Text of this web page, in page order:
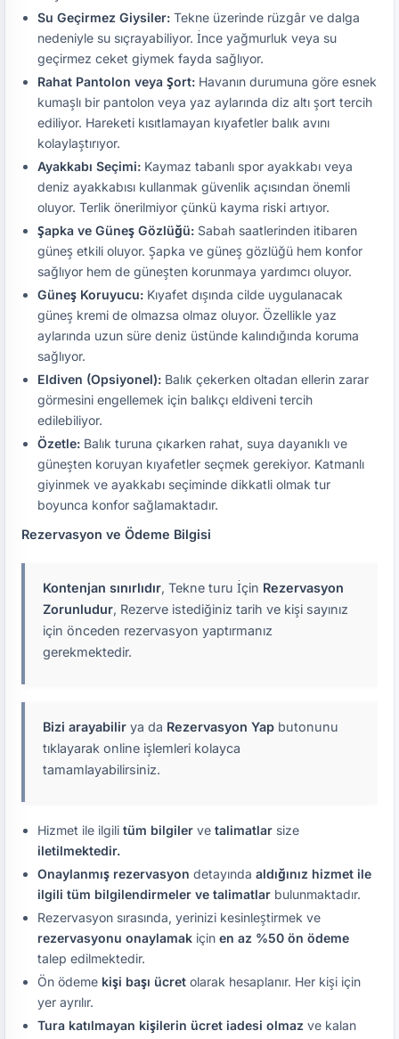
Su Geçirmez Giysiler: Tekne üzerinde rüzgâr ve dalga
nedeniyle su sıçrayabiliyor. İnce yağmurluk veya su
geçirmez ceket giymek fayda sağlıyor.
Rahat Pantolon veya Şort: Havanın durumuna göre esnek
kumaşlı bir pantolon veya yaz aylarında diz altı şort tercih
ediliyor. Hareketi kısıtlamayan kıyafetler balık avını
kolaylaştırıyor.
Ayakkabı Seçimi: Kaymaz tabanlı spor ayakkabı veya
deniz ayakkabısı kullanmak güvenlik açısından önemli
oluyor. Terlik önerilmiyor çünkü kayma riski artıyor.
Şapka ve Güneş Gözlüğü: Sabah saatlerinden itibaren
güneş etkili oluyor. Şapka ve güneş gözlüğü hem konfor
sağlıyor hem de güneşten korunmaya yardımcı oluyor.
Güneş Koruyucu: Kıyafet dışında cilde uygulanacak
güneş kremi de olmazsa olmaz oluyor. Özellikle yaz
aylarında uzun süre deniz üstünde kalındığında koruma
sağlıyor.
Eldiven (Opsiyonel): Balık çekerken oltadan ellerin zarar
görmesini engellemek için balıkçı eldiveni tercih
edilebiliyor.
Özetle: Balık turuna çıkarken rahat, suya dayanıklı ve
güneşten koruyan kıyafetler seçmek gerekiyor. Katmanlı
giyinmek ve ayakkabı seçiminde dikkatli olmak tur
boyunca konfor sağlamaktadır.
Rezervasyon ve Ödeme Bilgisi
Kontenjan sınırlıdır, Tekne turu İçin Rezervasyon
Zorunludur, Rezerve istediğiniz tarih ve kişi sayınız
için önceden rezervasyon yaptırmanız
gerekmektedir.
Bizi arayabilir ya da Rezervasyon Yap butonunu
tıklayarak online işlemleri kolayca
tamamlayabilirsiniz.
Hizmet ile ilgili tüm bilgiler ve talimatlar size
iletilmektedir.
Onaylanmış rezervasyon detayında aldığınız hizmet ile
ilgili tüm bilgilendirmeler ve talimatlar bulunmaktadır.
Rezervasyon sırasında, yerinizi kesinleştirmek ve
rezervasyonu onaylamak için en az %50 ön ödeme
talep edilmektedir.
Ön ödeme kişi başı ücret olarak hesaplanır. Her kişi için
yer ayrılır.
Tura katılmayan kişilerin ücret iadesi olmaz ve kalan